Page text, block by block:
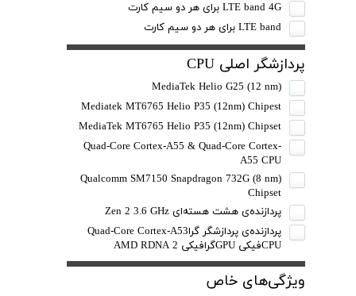
LTE band 4G برای هر دو سیم کارت
LTE band برای هر دو سیم کارت
پردازشگر اصلی CPU
MediaTek Helio G25 (12 nm)
Mediatek MT6765 Helio P35 (12nm) Chipest
MediaTek MT6765 Helio P35 (12nm) Chipset
Quad-Core Cortex-A55 & Quad-Core Cortex-
A55 CPU
Qualcomm SM7150 Snapdragon 732G (8 nm)
Chipset
پردازنده‌ی هشت هسته‌ای Zen 2 3.6 GHz
پردازنده‌ی پردازشگر گراQuad-Core Cortex-A53
CPUفیکی GPUگرافیکی AMD RDNA 2
ویژگی‌های خاص